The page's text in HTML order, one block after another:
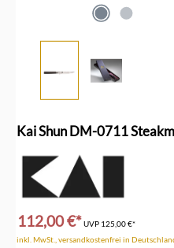
Kai Shun DM-0711
112,00 €*UVP 125,00 €*
inkl. MwSt., versandkostenfrei in